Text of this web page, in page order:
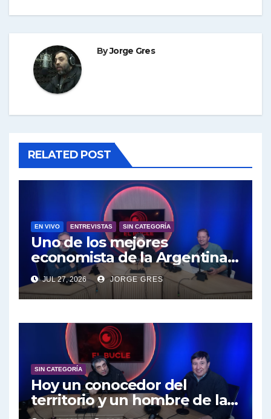
ByJorge Gres
RELATED POST
EN VIVO ENTREVISTAS SIN CATEGORÍA
Uno de los mejores
economista de la Argentina
engalana a el Bucle; Gustavo
Marangoni en vivo hoy
27/7/2026 a las 16:30, no te lo
JUL 27, 2026 JORGE GRES
SIN CATEGORÍA
Hoy un conocedor del
territorio y un hombre de la
educación , el creador de la